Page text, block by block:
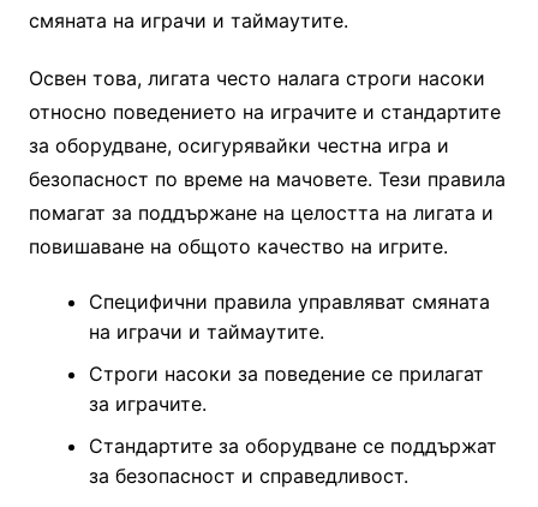
смяната на играчи и таймаутите.
Освен това, лигата често налага строги насоки
относно поведението на играчите и стандартите
за оборудване, осигурявайки честна игра и
безопасност по време на мачовете. Тези правила
помагат за поддържане на целостта на лигата и
повишаване на общото качество на игрите.
Специфични правила управляват смяната
на играчи и таймаутите.
Строги насоки за поведение се прилагат
за играчите.
Стандартите за оборудване се поддържат
за безопасност и справедливост.